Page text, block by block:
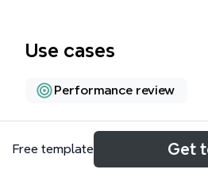
Use cases
Performance review
About
Free template Get